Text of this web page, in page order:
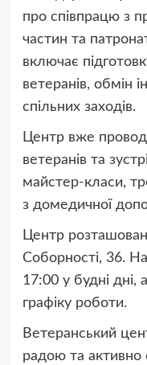
про співпрацю з
частин та
включає
ветеранів, обмін
спільних заходів.
Центр вже
ветеранів та
майстер-класи,
з домедичної
Центр
Соборності, 36.
17:00 у будні дні,
графіку роботи.
Ветеранський
радою та активно